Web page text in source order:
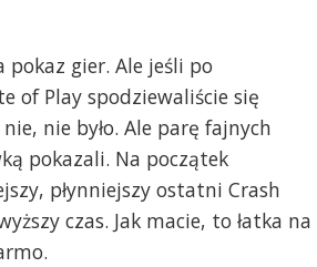
pokaz gier. Ale jeśli po
of Play spodziewaliście się
nie było. Ale parę fajnych
pokazali. Na początek
płynniejszy ostatni Crash
czas. Jak macie, to łatka na